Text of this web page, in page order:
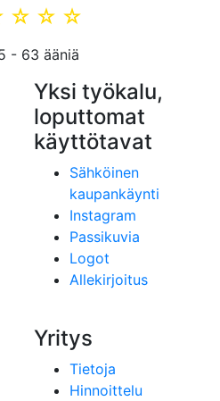
☆
☆
☆
- 63 ääniä
Yksi työkalu,
loputtomat
käyttötavat
Sähköinen
kaupankäynti
Instagram
Passikuvia
Logot
Allekirjoitus
Yritys
Tietoja
Hinnoittelu